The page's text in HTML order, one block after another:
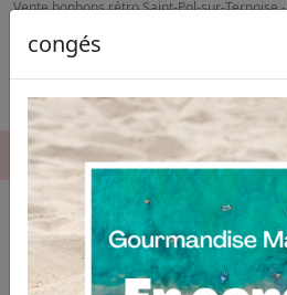
Vente bonbons rétro Saint-Pol-sur-Ternoise
congés